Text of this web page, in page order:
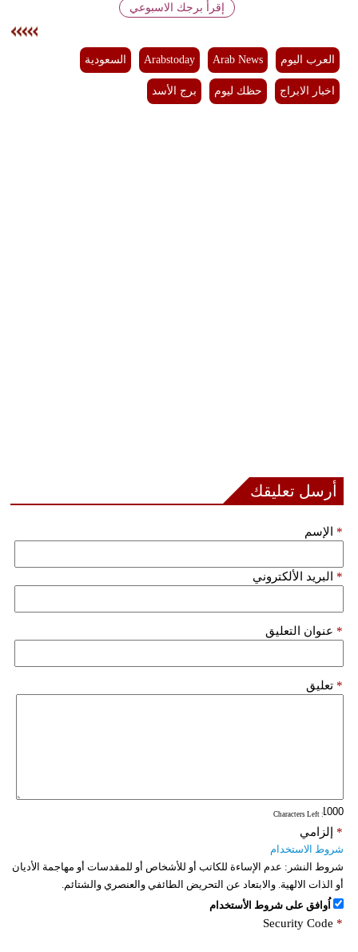
إقرأ برجك الاسبوعي
العرب اليوم Arab News
Arabstoday السعودية
اخبار الابراج حظك ليوم برج الأسد
أرسل تعليقك
الإسم *
البريد الألكتروني *
عنوان التعليق *
تعليق *
: Characters Left
إلزامي *
شروط الاستخدام
شروط النشر: عدم الإساءة للكاتب أو للأشخاص أو للمقدسات أو مهاجمة الأديان
أو الذات الالهية. والابتعاد عن التحريض الطائفي والعنصري والشتائم.
اُوافق على شروط الأستخدام
Security Code *